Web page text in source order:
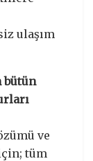
ulaşım
bütün
ve
tüm